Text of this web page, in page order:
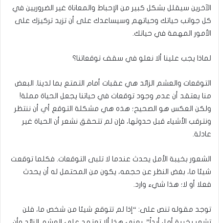
الآخرين سيقلل بشكل كبير من الإحباط والمعاناة غير الضروريين في
كل جوانب حياتك وحياتهم وسيساعدك على أن تزيد تركيزك على
الأمور المهمة في حياتك.
لماذا يجب علينا ألا نعلو في سقف توقعاتنا؟
التوقعات والعشم الزائد هي عقبات أمام التمتع بما لدينا. البعض
منا يعتقد أن عدم وجود توقعات في حياتنا يجعل الحياة مملة!
ولكن العكس هو الصحيح؛ هذه هي مشكلة التوقع أي أن ننتظر
ونترقب الأشياء قبل حدوثها، فإن لم تتحقق نشعر أن الحياة غير
عادلة.
الشعور بخيبة الأمل يحدث عندما لا تلبى التوقعات. فكلما توقعت
شيئا ما، بغض النظر عن حجمه، يكون من المحتمل له أن يحدث
فعلا أو لا؛ هذا شيء وارد.
توجد مقوله تنص على: “إذا لم تتوقع شيئا من شخص ما، فلن